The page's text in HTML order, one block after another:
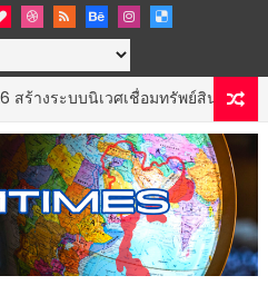
นิเวศเชื่อมทรัพย์สินทางปัญญาผ่านก